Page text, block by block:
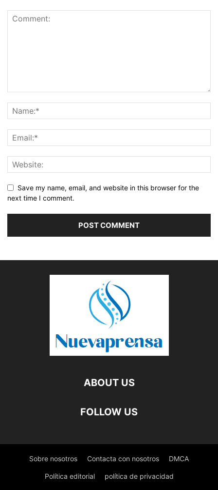
Save my name, email, and website in this browser for the
next time I comment.
ABOUT US
FOLLOW US
Sobre nosotros Contacta con nosotros DMCA
Política editorial política de privacidad